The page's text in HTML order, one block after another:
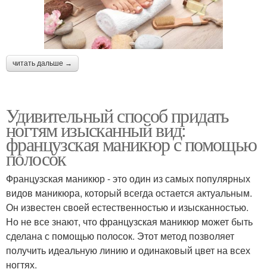
читать дальше →
Удивительный способ придать
ногтям изысканный вид:
французская маникюр с помощью
полосок
Французская маникюр - это один из самых популярных
видов маникюра, который всегда остается актуальным.
Он известен своей естественностью и изысканностью.
Но не все знают, что французская маникюр может быть
сделана с помощью полосок. Этот метод позволяет
получить идеальную линию и одинаковый цвет на всех
ногтях.